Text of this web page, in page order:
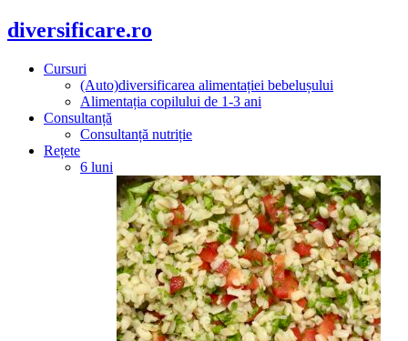
diversificare.ro
Cursuri
(Auto)diversificarea alimentației bebelușului
Alimentația copilului de 1-3 ani
Consultanță
Consultanță nutriție
Rețete
6 luni